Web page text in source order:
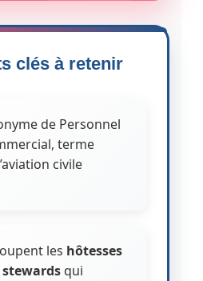
clés à retenir
de Personnel
terme
civile
les hôtesses
stewardsqui